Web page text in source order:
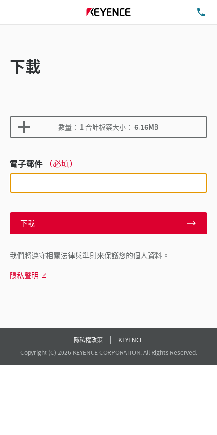
下載
數量： 1合計檔案大小： 6.16MB
電子郵件 （必填）
下載
我們將遵守相關法律與準則來保護您的個人資料。
隱私聲明
隱私權政策
KEYENCE
Copyright (C) 2026 KEYENCE CORPORATION. All Rights Reserved.